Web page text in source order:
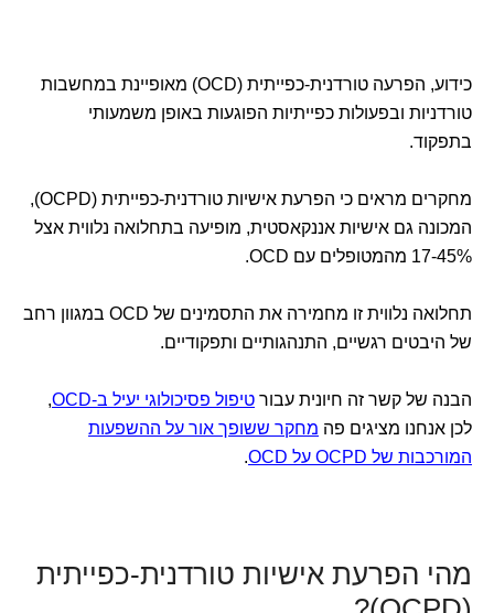
כידוע, הפרעה טורדנית-כפייתית (OCD) מאופיינת במחשבות
טורדניות ובפעולות כפייתיות הפוגעות באופן משמעותי
בתפקוד.
מחקרים מראים כי הפרעת אישיות טורדנית-כפייתית (OCPD),
המכונה גם אישיות אננקאסטית, מופיעה בתחלואה נלווית אצל
17-45% מהמטופלים עם OCD.
תחלואה נלווית זו מחמירה את התסמינים של OCD במגוון רחב
של היבטים רגשיים, התנהגותיים ותפקודיים.
הבנה של קשר זה חיונית עבור טיפול פסיכולוגי יעיל ב-OCD
,
לכן אנחנו מציגים פה מחקר ששופך אור על ההשפעות
המורכבות של OCPD על OCD
.
מהי הפרעת אישיות טורדנית-כפייתית